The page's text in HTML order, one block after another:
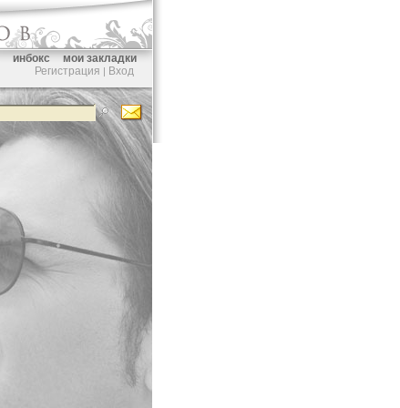
инбокс
мои закладки
Регистрация | Вход